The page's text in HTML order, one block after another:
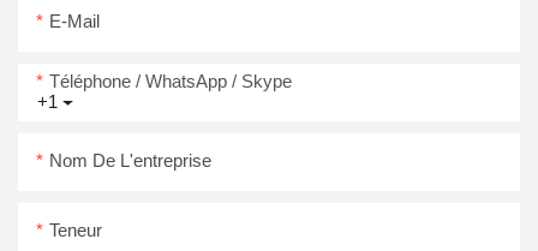
E-Mail
+1
Téléphone / WhatsApp / Skype
Nom De L'entreprise
Teneur